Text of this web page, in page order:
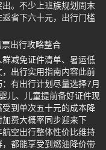
。不少上班族规划周末
省下六十元，出行门槛
出行攻略整合
减免证件清单、暑运低
出行实用指南内容此前
有出行计划尽量选择7月
儿、儿童提前备好证件现
到单次五十元的成本降
费大概率同步迎来下
空出行整体性价比维持
都能享受到燃油降价带